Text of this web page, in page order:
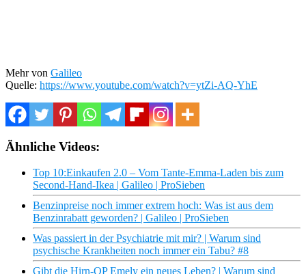
Mehr von Galileo
Quelle: https://www.youtube.com/watch?v=ytZi-AQ-YhE
Ähnliche Videos:
Top 10:Einkaufen 2.0 – Vom Tante-Emma-Laden bis zum
Second-Hand-Ikea | Galileo | ProSieben
Benzinpreise noch immer extrem hoch: Was ist aus dem
Benzinrabatt geworden? | Galileo | ProSieben
Was passiert in der Psychiatrie mit mir? | Warum sind
psychische Krankheiten noch immer ein Tabu? #8
Gibt die Hirn-OP Emely ein neues Leben? | Warum sind